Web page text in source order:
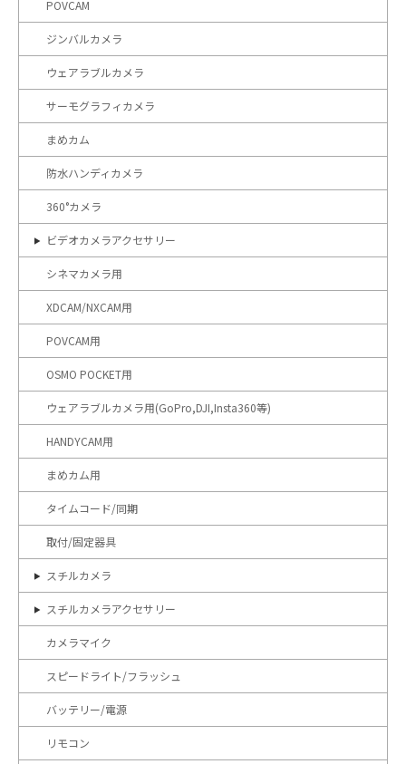
POVCAM
ジンバルカメラ
ウェアラブルカメラ
サーモグラフィカメラ
まめカム
防水ハンディカメラ
360°カメラ
ビデオカメラアクセサリー
シネマカメラ用
XDCAM/NXCAM用
POVCAM用
OSMO POCKET用
ウェアラブルカメラ用(GoPro,DJI,Insta360等)
HANDYCAM用
まめカム用
タイムコード/同期
取付/固定器具
スチルカメラ
スチルカメラアクセサリー
カメラマイク
スピードライト/フラッシュ
バッテリー/電源
リモコン